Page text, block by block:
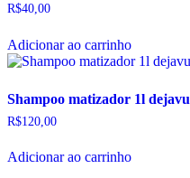
R$40,00
Adicionar ao carrinho
Shampoo matizador 1l dejavu
R$120,00
Adicionar ao carrinho